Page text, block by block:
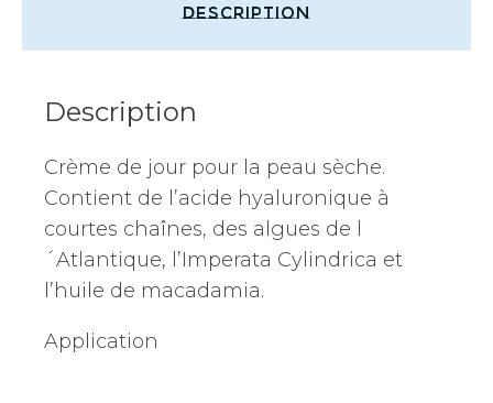
Description
Description
Crème de jour pour la peau sèche.
Contient de l’acide hyaluronique à
courtes chaînes, des algues de l
´Atlantique, l’Imperata Cylindrica et
l’huile de macadamia.
Application